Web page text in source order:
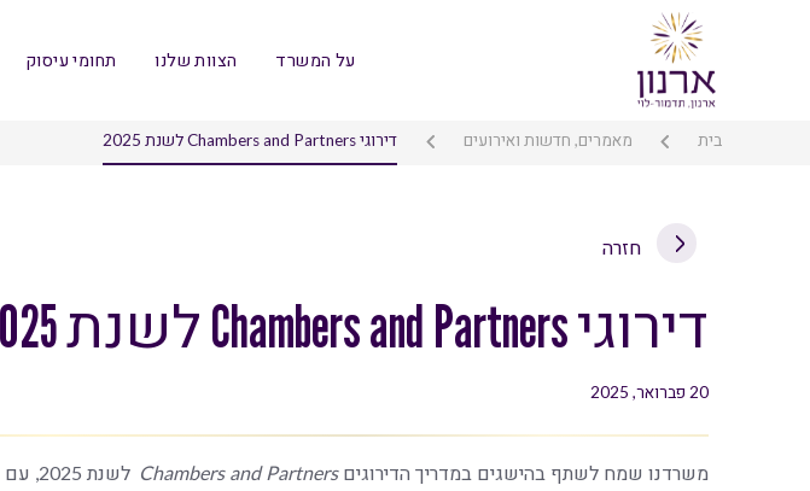
על המשרד הצוות שלנו תחומי עיסוק
בית מאמרים, חדשות ואירועים דירוגי Chambers and Partners לשנת 2025
חזרה
דירוגי Chambers and Partners לשנת 2025
20 פברואר, 2025
משרדנו שמח לשתף בהישגים במדריך הדירוגיםChambers and Partners